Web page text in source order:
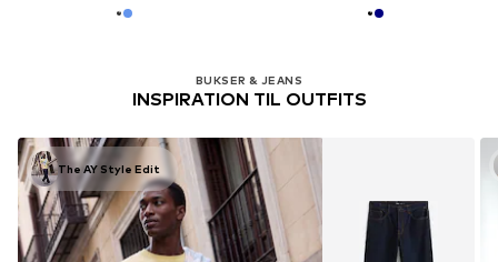
BUKSER & JEANS
INSPIRATION TIL OUTFITS
The AY Style Edit